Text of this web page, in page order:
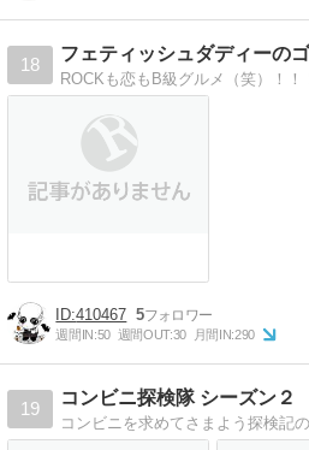
18
フェティッシュダディーの
410467 5
週間IN:50 週間OUT:30 月間IN:290
19
コンビニ探検隊 シーズン２